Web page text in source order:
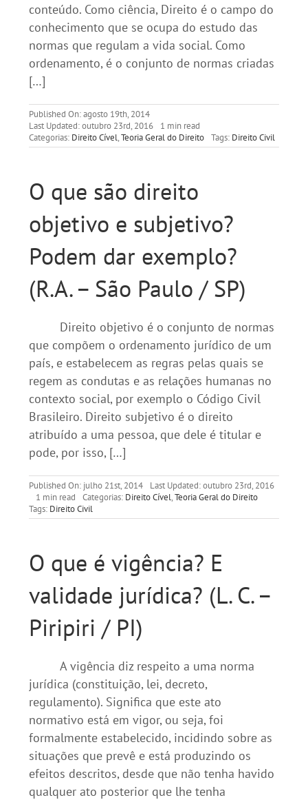
conteúdo. Como ciência, Direito é o campo do
conhecimento que se ocupa do estudo das
normas que regulam a vida social. Como
ordenamento, é o conjunto de normas criadas
[…]
Published On: agosto 19th, 2014
Last Updated: outubro 23rd, 2016
1 min read
Categorias: Direito Cível,Teoria Geral do Direito Tags: Direito Civil
O que são direito
objetivo e subjetivo?
Podem dar exemplo?
(R.A. – São Paulo / SP)
Direito objetivo é o conjunto de normas
que compõem o ordenamento jurídico de um
país, e estabelecem as regras pelas quais se
regem as condutas e as relações humanas no
contexto social, por exemplo o Código Civil
Brasileiro. Direito subjetivo é o direito
atribuído a uma pessoa, que dele é titular e
pode, por isso, […]
Published On: julho 21st, 2014
Last Updated: outubro 23rd, 2016
1 min read
Categorias: Direito Cível,Teoria Geral do Direito
Tags: Direito Civil
O que é vigência? E
validade jurídica? (L. C. –
Piripiri / PI)
A vigência diz respeito a uma norma
jurídica (constituição, lei, decreto,
regulamento). Significa que este ato
normativo está em vigor, ou seja, foi
formalmente estabelecido, incidindo sobre as
situações que prevê e está produzindo os
efeitos descritos, desde que não tenha havido
qualquer ato posterior que lhe tenha